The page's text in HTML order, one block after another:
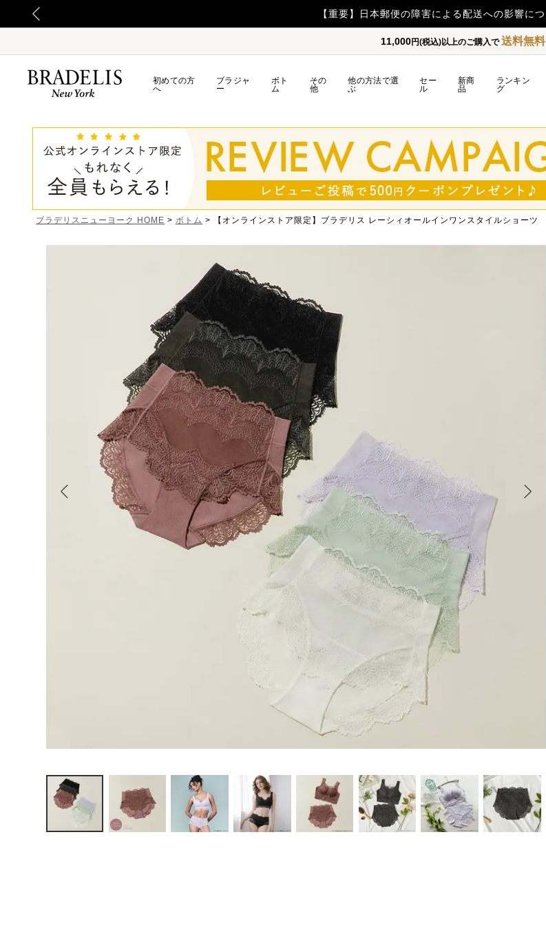
【重要】日本郵便の障害による配送への影響についてのお詫び
11,000円(税込)以上のご購入で送料無料
初めての方
へ
ブラジャ
ー
ボト
ム
その
他
他の方法で選
ぶ
セー
ル
新商
品
ランキン
グ
ブラデリスニューヨーク HOME ボトム 【オンラインストア限定】ブラデリス レーシィオールインワンスタイルショーツ